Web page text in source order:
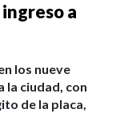
a
los nueve
la ciudad, con
de la placa,